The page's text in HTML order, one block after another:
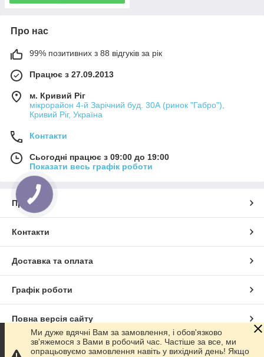
Про нас
99% позитивних з 88 відгуків за рік
Працює з 27.09.2013
м. Кривий Ріг
мікрорайон 4-й Зарічний буд. 30А (ринок "Габро"),
Кривий Ріг, Україна
Контакти
Сьогодні працює з 09:00 до 19:00
Показати весь графік роботи
Про нас
Контакти
Доставка та оплата
Графік роботи
Повна версія сайту
Сайт створено на маркетплейсіProm.ua
Ми дуже вдячні Вам за замовлення, і обов'язково
зв'яжемося з Вами в робочий час. Частіше за все, ми
опрацьовуємо замовлення навіть у вихідний день! Якщо